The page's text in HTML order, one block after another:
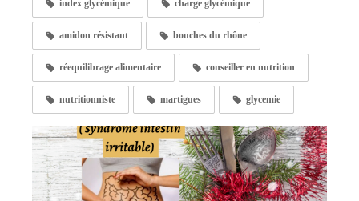
index glycémique charge glycémique
amidon résistant bouches du rhône
réequilibrage alimentaire conseiller en nutrition
nutritionniste martigues glycemie